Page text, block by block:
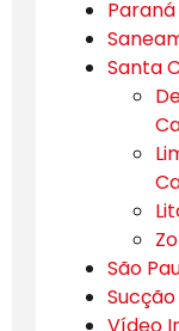
Paraná
Santa
São